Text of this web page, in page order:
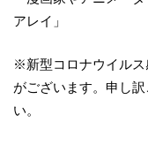
アレイ」
※新型コロナウイルス
がございます。申し
い。